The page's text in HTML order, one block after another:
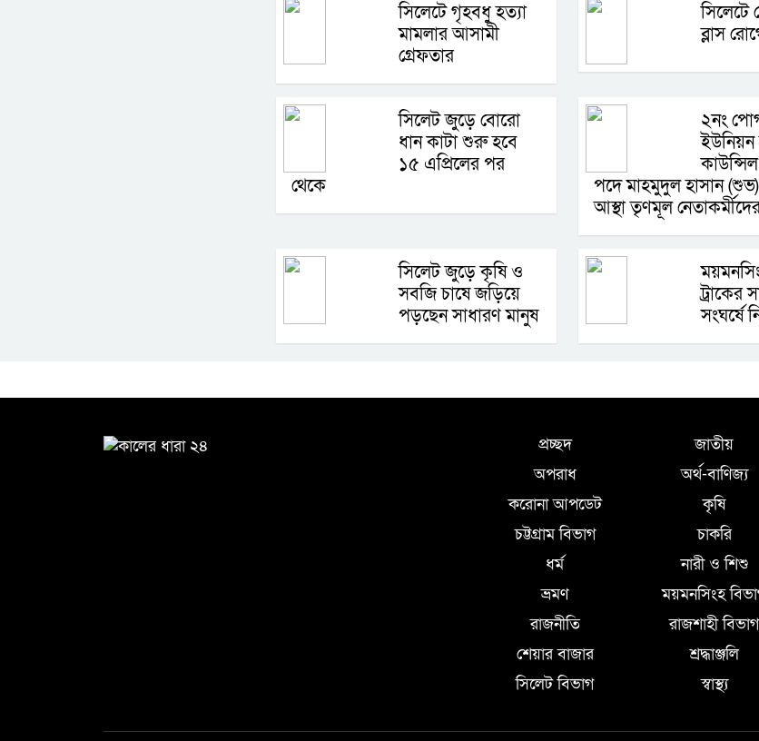
সিলেটে গৃহবধু হত্যা
মামলার আসামী
গ্রেফতার
সিলেটে
ব্লাস
সিলেট জুড়ে বোরো
ধান কাটা শুরু হবে
১৫ এপ্রিলের পর
থেকে
২নং
পদে মাহমুদুল হাসান
আস্থা তৃণমূল
সিলেট জুড়ে কৃষি ও
সবজি চাষে জড়িয়ে
পড়ছেন সাধারণ মানুষ
ট্রাকের
সংঘর্ষে
প্রচ্ছদ জাতীয়
অপরাধ
অর্থ-বাণিজ্য
করোনা আপডেট
কৃষি
চট্টগ্রাম বিভাগ
চাকরি
ধর্ম
নারী ও শিশু
ভ্রমণ
ময়মনসিংহ
রাজনীতি
রাজশাহী বিভাগ
শেয়ার বাজার
শ্রদ্ধাঞ্জলি
সিলেট বিভাগ
স্বাস্থ্য